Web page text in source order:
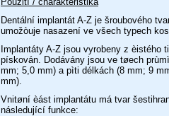
Dentální implantát A-Z je šroubového
umožòuje nasazení ve všech typech
Implantáty A-Z jsou vyrobeny z èistého
pískován. Dodávány jsou ve tøech
mm; 5,0 mm) a pìti délkách (8 mm; 9
mm).
Vnitøní èást implantátu má tvar
následující funkce: